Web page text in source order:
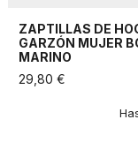
ZAPTILLAS DE
GARZÓN MUJER
MARINO
29,80 €